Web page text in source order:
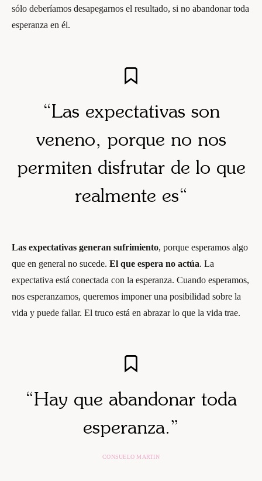
sólo deberíamos desapegarnos el resultado, si no abandonar toda
esperanza en él.
“Las expectativas son
veneno, porque no nos
permiten disfrutar de lo que
realmente es“
Las expectativas generan sufrimiento, porque esperamos algo
que en general no sucede. El que espera no actúa. La
expectativa está conectada con la esperanza. Cuando esperamos,
nos esperanzamos, queremos imponer una posibilidad sobre la
vida y puede fallar. El truco está en abrazar lo que la vida trae.
“Hay que abandonar toda
esperanza.”
CONSUELO MARTIN